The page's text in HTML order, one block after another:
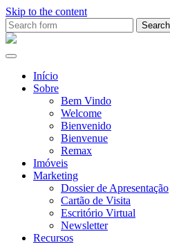
Skip to the content
Search
for:Ana
Início
Sobre
Bem Vindo
Welcome
Bienvenido
Bienvenue
Remax
Imóveis
Marketing
Dossier de Apresentação
Cartão de Visita
Escritório Virtual
Newsletter
Recursos